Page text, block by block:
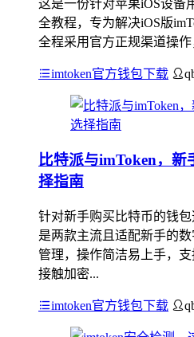
这是一份针对苹果iOS设备
全教程，专为解决iOS版
全程采用官方正规渠道操
imtoken官方钱包下载
比特派与imToken，新
择指南
针对新手购买比特币的钱
是两款主流且适配新手的
管理，操作简洁易上手，
接触加密...
imtoken官方钱包下载